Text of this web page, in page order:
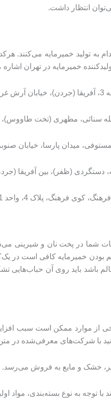
انتظار داشت.
به تولید خمیرمایه می‌کنند.
خمیرمایه در تهران
پارسا، خیابان صنوبر چهارم
شما در پخت نان و شیرینی
خمیرمایه کافی است در
باشد باید روی آن
از موارد ممکن است سبب
با شرکت‌های معرفی‌شده در
خشک و مایع به فروش می‌رسد.
با توجه به نوع بسته‌بندی، مواد